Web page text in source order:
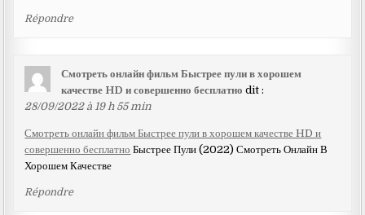
Répondre
Смотреть онлайн фильм Быстрее пули в хорошем
качестве HD и совершенно бесплатно dit :
28/09/2022 à 19 h 55 min
Смотреть онлайн фильм Быстрее пули в хорошем качестве HD и
совершенно бесплатно Быстрее Пули (2022) Смотреть Онлайн В
Хорошем Качестве
Répondre